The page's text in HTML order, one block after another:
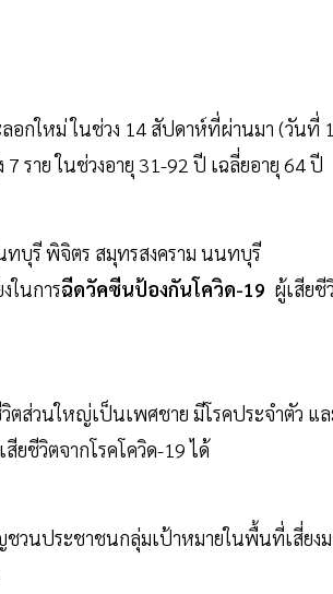
ลอกใหม่ ในช่วง 14 สัปดาห์ที่ผ่านมา (วันที่
ราย ในช่วงอายุ 31-92 ปี เฉลี่ยอายุ 64 ปี
ทบุรี พิจิตร สมุทรสงคราม นนทบุรี
ในการฉีดวัคซีนป้องกันโควิด-19 ผู้เสียชี
ตส่วนใหญ่เป็นเพศชาย มีโรคประจำตัว แ
ยชีวิตจากโรคโควิด-19 ได้
วนประชาชนกลุ่มเป้าหมายในพื้นที่เสี่ยง